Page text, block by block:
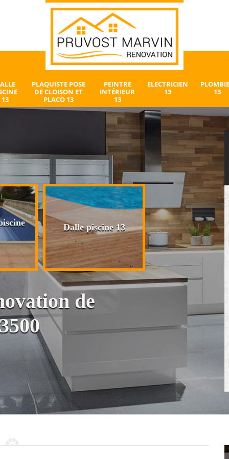
13
PLAQUISTE POSE
DE CLOISON ET
PLACO 13
PEINTRE
INTÉRIEUR
13
ELECTRICIEN
13
13
Dalle piscine 13
Plaquiste pose
cloison et placo
de